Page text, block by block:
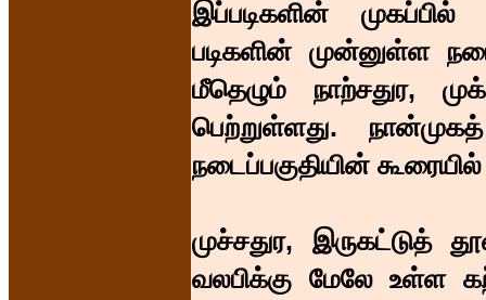
இப்படிகளின் முகப்பில்
படிகளின் முன்னுள்ள
மீதெழும் நாற்சதுர,
பெற்றுள்ளது.
நடைப்பகுதியின்
முச்சதுர, இருகட்டுத்
வலபிக்கு மேலே உள்ள